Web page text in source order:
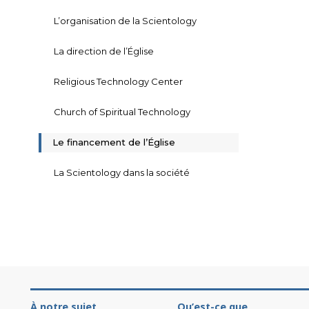
L’organisation de la Scientology
La direction de l’Église
Religious Technology Center
Church of Spiritual Technology
Le financement de l’Église
La Scientology dans la société